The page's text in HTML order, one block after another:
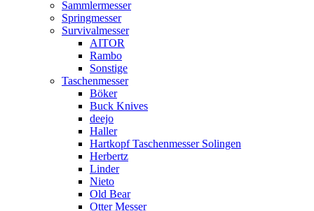
Sammlermesser
Springmesser
Survivalmesser
AITOR
Rambo
Sonstige
Taschenmesser
Böker
Buck Knives
deejo
Haller
Hartkopf Taschenmesser Solingen
Herbertz
Linder
Nieto
Old Bear
Otter Messer